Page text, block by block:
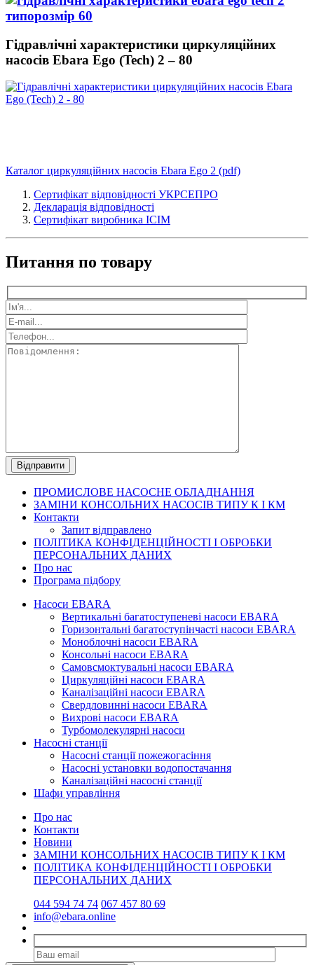
Гідравлічні характеристики циркуляційних
насосів Ebara Ego (Tech) 2 – 80
Каталог циркуляційних насосів Ebara Ego 2 (pdf)
Сертифікат відповідності УКРСЕПРО
Декларація відповідності
Сертифікат виробника ICIM
Питання по товару
ПРОМИСЛОВЕ НАСОСНЕ ОБЛАДНАННЯ
ЗАМІНИ КОНСОЛЬНИХ НАСОСІВ ТИПУ К І КМ
Контакти
Запит відправлено
ПОЛІТИКА КОНФІДЕНЦІЙНОСТІ І ОБРОБКИ
ПЕРСОНАЛЬНИХ ДАНИХ
Про нас
Програма підбору
Насоси EBARA
Вертикальні багатоступеневі насоси EBARA
Горизонтальні багатоступінчасті насоси EBARA
Моноблочні насоси EBARA
Консольні насоси EBARA
Самовсмоктувальні насоси EBARA
Циркуляційні насоси EBARA
Каналізаційні насоси EBARA
Свердловинні насоси EBARA
Вихрові насоси EBARA
Турбомолекулярні насоси
Насосні станції
Насосні станції пожежогасіння
Насосні установки водопостачання
Каналізаційні насосні станції
Шафи управління
Про нас
Контакти
Новини
ЗАМІНИ КОНСОЛЬНИХ НАСОСІВ ТИПУ К І КМ
ПОЛІТИКА КОНФІДЕНЦІЙНОСТІ І ОБРОБКИ
ПЕРСОНАЛЬНИХ ДАНИХ
044 594 74 74 067 457 80 69
info@ebara.online